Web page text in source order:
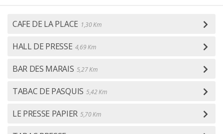
CAFE DE LA PLACE 1,30 Km
HALL DE PRESSE 4,69 Km
BAR DES MARAIS 5,27 Km
TABAC DE PASQUIS 5,42 Km
LE PRESSE PAPIER 5,70 Km